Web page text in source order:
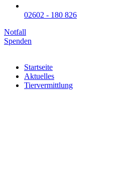
02602 - 180 826
Notfall
Spenden
Startseite
Aktuelles
Tiervermittlung